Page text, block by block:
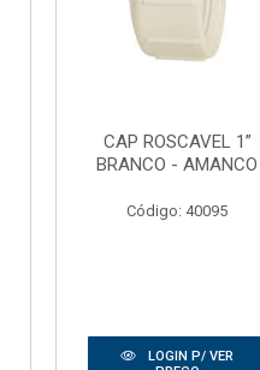
CAP ROSCAVEL 1”
BRANCO - AMANCO
Código: 40095
LOGIN P/ VER